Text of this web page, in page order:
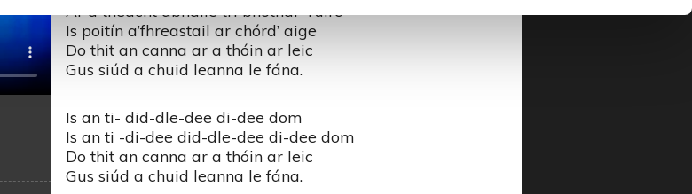
Ar a theacht abhaile trí bhóthar Tuirc
Is poitín a’fhreastail ar chórd’ aige
Do thit an canna ar a thóin ar leic
Gus siúd a chuid leanna le fána.
Is an ti- did-dle-dee di-dee dom
Is an ti -di-dee did-dle-dee di-dee dom
Do thit an canna ar a thóin ar leic
Gus siúd a chuid leanna le fána.